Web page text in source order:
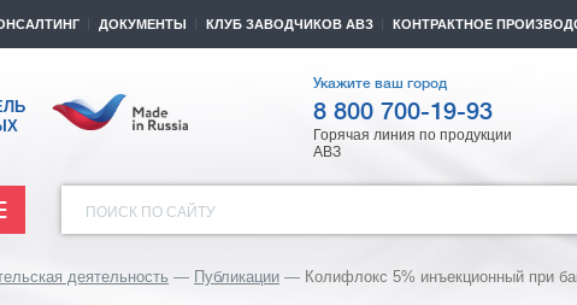
ДОКУМЕНТЫ КЛУБ ЗАВОДЧИКОВ АВЗ КОНТРАКТНОЕ
Укажите ваш город
8 800 700-19-93
Горячая линия по продукции
АВЗ
ПОИСК ПО САЙТУ
деятельность Публикации Колифлокс 5% инъекционный при